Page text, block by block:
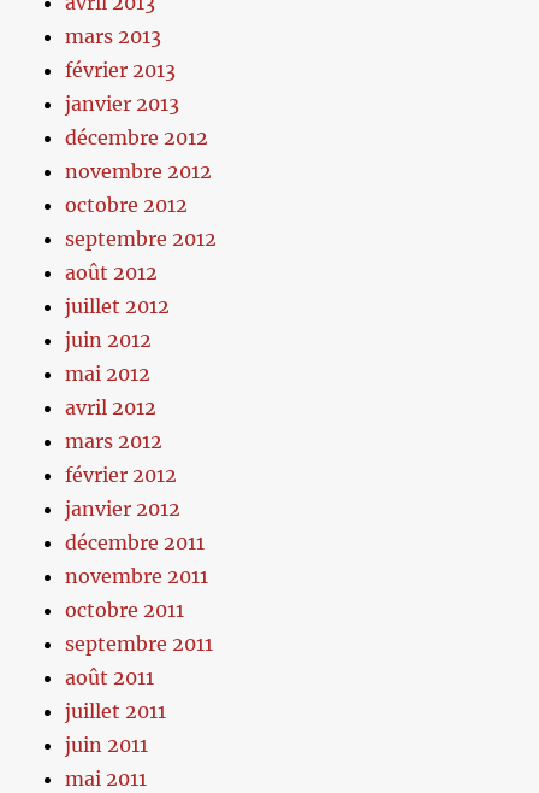
mars 2013
février 2013
janvier 2013
décembre 2012
novembre 2012
octobre 2012
septembre 2012
août 2012
juillet 2012
juin 2012
mai 2012
avril 2012
mars 2012
février 2012
janvier 2012
décembre 2011
novembre 2011
octobre 2011
septembre 2011
août 2011
juillet 2011
juin 2011
mai 2011